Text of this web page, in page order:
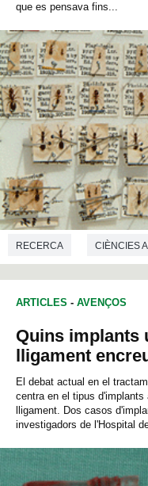
que es pensava fins...
RECERCA CIÈNCIES
ARTICLES - AVENÇOS
Quins implants
lligament
El debat actual en el
centra en el tipus
lligament. Dos casos
investigadors de l'Hospital